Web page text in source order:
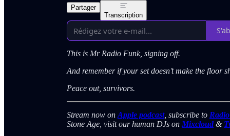
Partager
Transcription
This is Mr Radio Funk, signing off.
And remember if your set doesn’t make the floor
Peace out, survivors.
Stream now on Apple podcast, subscribe to
Stone Age, visit our human DJs on Mixcloud &